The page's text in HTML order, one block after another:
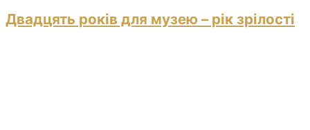
Двадцять років для музею – рік зрілості